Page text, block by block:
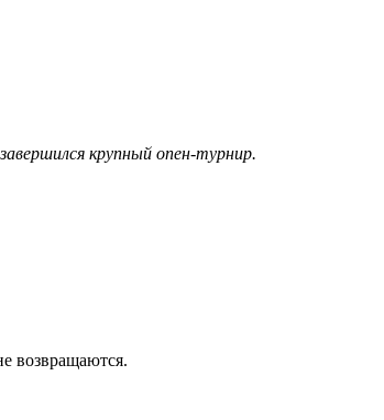
крупный опен-турнир.
возвращаются.